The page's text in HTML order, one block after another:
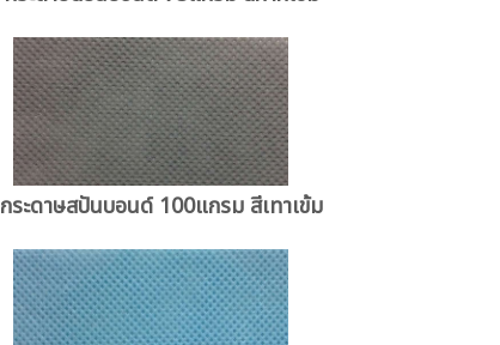
กระดาษสปันบอนด์ 100แกรม สีเทาเข้ม